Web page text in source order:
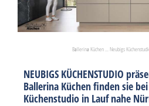
Ballerina Küchen ... Neubigs
NEUBIGS KÜCHENSTUDIO
Ballerina Küchen finden sie
Küchenstudio in Lauf nahe